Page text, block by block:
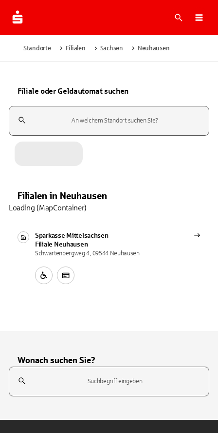
Suche
Standorte Filialen Sachsen Neuhausen
Filiale oder Geldautomat suchen
Suchfeld
Filialen in Neuhausen
Sparkasse Mittelsachsen
Filiale Neuhausen
Schwartenbergweg 4, 09544 Neuhausen
Loading (MapContainer)
Wonach suchen Sie?
Suchfeld